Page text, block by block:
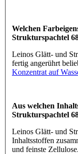
Welchen
Strukturspachtel
Leinos Glätt- und
fertig angerührt
Konzentrat auf
Aus welchen
Strukturspachtel
Leinos Glätt- und
Inhaltsstoffen
und feinste Zellulose.